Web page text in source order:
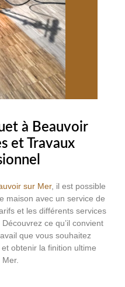
à Beauvoir
et Travaux
sur Mer, il est possible
maison avec un service de
et les différents services
ce qu’il convient
que vous souhaitez
obtenir la finition ultime